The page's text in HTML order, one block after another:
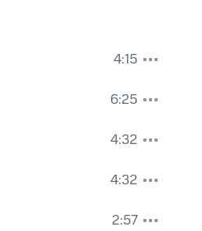
4:15
6:25
4:32
4:32
2:57